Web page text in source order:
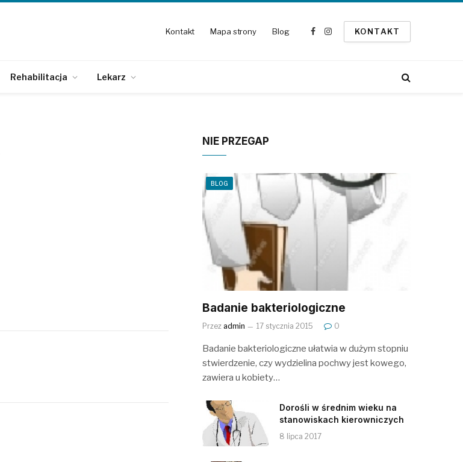
Kontakt Mapa strony Blog
Facebook
Instagram
KONTAKT
Rehabilitacja Lekarz
NIE PRZEGAP
BLOG
Badanie bakteriologiczne
Przez admin 17 stycznia 2015 0
Badanie bakteriologiczne ułatwia w dużym stopniu
stwierdzenie, czy wydzielina pochwy jest kowego,
zawiera u kobiety…
Dorośli w średnim wieku na
stanowiskach kierowniczych
8 lipca 2017